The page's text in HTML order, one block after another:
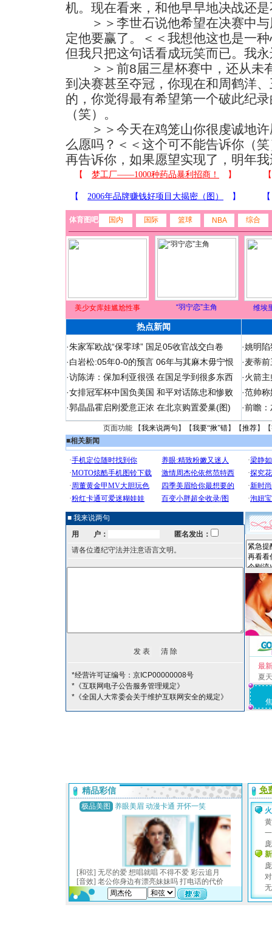
机。现在看来，和他早早地决战还
＞＞李世石说他希望在决赛中与
定他要赢了。＜＜我想他这也是一
但我只把这句话看成玩笑而已。我
＞＞前8届三星杯赛中，还从未
到决赛甚至夺冠，你现在和周鹤洋
的，你觉得最有希望第一个破此纪
（笑）。
＞＞今天在鸡笼山你很虔诚地许
么愿吗？＜＜这个可不能告诉你（
再告诉你，如果愿望实现了，明年我
体育图吧 国内 国际 篮球 NBA 综合
美少女库娃尴尬性事 “羽宁恋”主角 维埃
热点新闻
·朱家军欧战“保零球” 国足05收官战交白卷
·白岩松:05年0-0的预言 06年与其麻木毋宁恨
·访陈涛：保加利亚很强 在国足学到很多东西
·女排冠军杯中国负美国 和平对话陈忠和惨败
·郭晶晶霍启刚爱意正浓 在北京购置爱巢(图)
·姚明
·麦蒂
·火箭
·范帅
·前瞻
页面功能 【我来说两句 】【我要“揪”错】【推荐】
■相关新闻
■ 我来说两句
用 户：
匿名发出：
请各位遵纪守法并注意语言文明。
*经营许可证编号：京ICP00000008号
*《互联网电子公告服务管理规定》
*《全国人大常委会关于维护互联网安全的规定》
最
夏